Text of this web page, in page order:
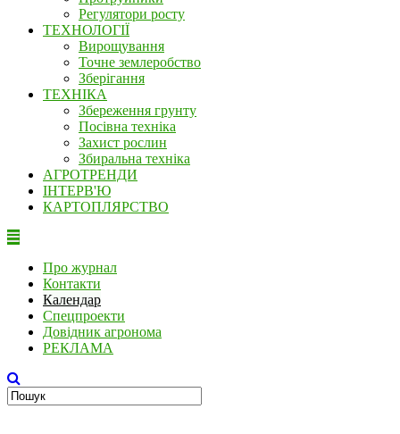
Регулятори росту
ТЕХНОЛОГІЇ
Вирощування
Точне землеробство
Зберігання
ТЕХНІКА
Збереження грунту
Посівна техніка
Захист рослин
Збиральна техніка
АГРОТРЕНДИ
ІНТЕРВ'Ю
КАРТОПЛЯРСТВО
Про журнал
Контакти
Календар
Спецпроекти
Довідник агронома
РЕКЛАМА